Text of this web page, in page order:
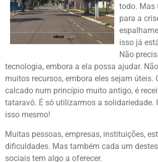
todo. Mas
para a
isso já
Não
tecnologia, embora a ela possa ajudar.
muitos recursos, embora eles sejam úteis.
calcado num princípio muito antigo, é
tataravô. É só utilizarmos a solidariedade.
isso mesmo!
Muitas pessoas, empresas, instituições,
dificuldades. Mas também cada um
sociais tem algo a oferecer.